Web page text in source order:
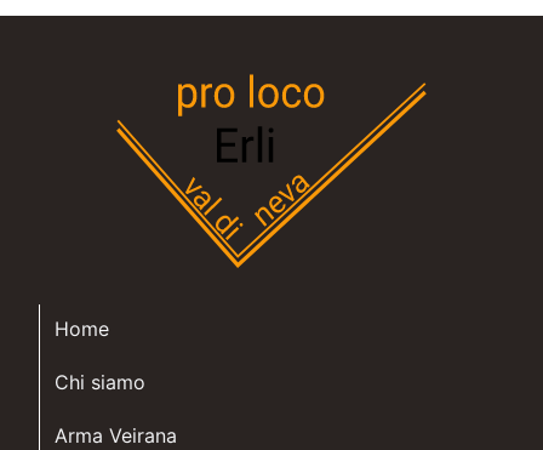
Home
Chi siamo
Arma Veirana